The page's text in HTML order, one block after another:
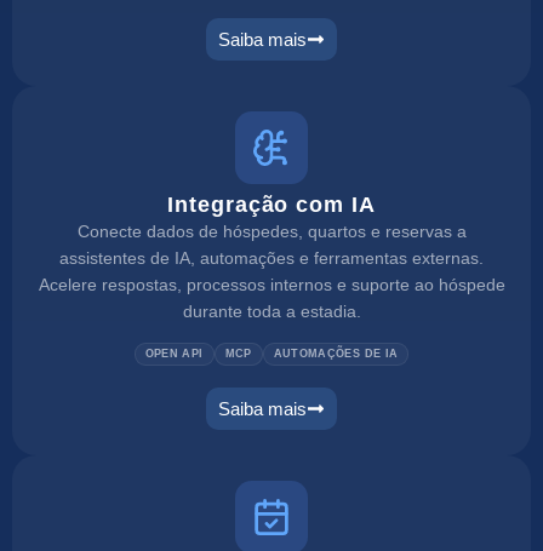
Saiba mais
Integração com IA
Conecte dados de hóspedes, quartos e reservas a
assistentes de IA, automações e ferramentas externas.
Acelere respostas, processos internos e suporte ao hóspede
durante toda a estadia.
OPEN API MCP AUTOMAÇÕES DE IA
Saiba mais